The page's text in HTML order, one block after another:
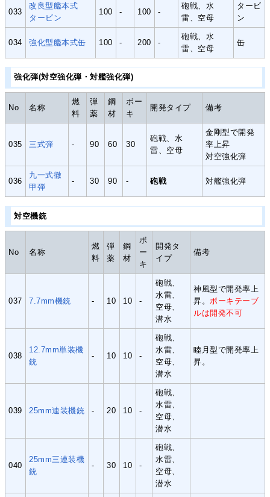
033
改良型艦本式
タービン
100 - 100 -
砲戦、水
雷、空母
タービ
ン
034 強化型艦本式缶 100 - 200 -
砲戦、水
雷、空母
缶
強化弾(対空強化弾・対艦強化弾)
No 名称
燃
料
弾
薬
鋼
材
ボー
キ
開発タイプ 備考
035 三式弾 - 90 60 30
砲戦、水
雷、空母
金剛型で開発
率上昇
対空強化弾
036
九一式徹
甲弾
- 30 90 - 砲戦 対艦強化弾
対空機銃
No 名称
燃
料
弾
薬
鋼
材
ボ
ー
キ
開発タ
イプ
備考
037 7.7mm機銃 - 10 10 -
砲戦、
水雷、
空母、
潜水
神風型で開発率上
昇。ボーキテーブ
ルは開発不可
038
12.7mm単装機
銃
- 10 10 -
砲戦、
水雷、
空母、
潜水
睦月型で開発率上
昇。
039 25mm連装機銃 - 20 10 -
砲戦、
水雷、
空母、
潜水
040
25mm三連装機
銃
- 30 10 -
砲戦、
水雷、
空母、
潜水